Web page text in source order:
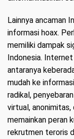
Lainnya ancaman
informasi hoax.
memiliki dampak
Indonesia.
antaranya
mudah ke
radikal,
virtual, anonimitas,
memainkan peran
rekrutmen teroris